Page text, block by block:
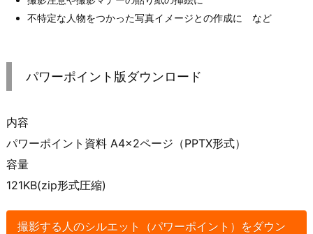
不特定な人物をつかった写真イメージとの作成に など
パワーポイント版ダウンロード
内容
パワーポイント資料 A4×2ページ（PPTX形式）
容量
121KB(zip形式圧縮)
撮影する人のシルエット（パワーポイント）をダウン